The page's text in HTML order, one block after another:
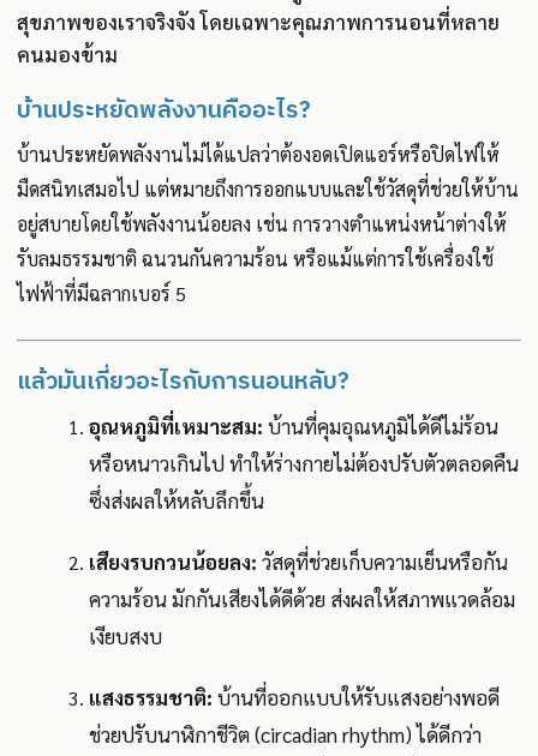
สุขภาพของเราจริงจัง โดยเฉพาะคุณภาพการนอนที่หลาย
คนมองข้าม
บ้านประหยัดพลังงานคืออะไร?
บ้านประหยัดพลังงานไม่ได้แปลว่าต้องอดเปิดแอร์หรือปิดไฟให้
มืดสนิทเสมอไป แต่หมายถึงการออกแบบและใช้วัสดุที่ช่วยให้บ้าน
อยู่สบายโดยใช้พลังงานน้อยลง เช่น การวางตำแหน่งหน้าต่างให้
รับลมธรรมชาติ ฉนวนกันความร้อน หรือแม้แต่การใช้เครื่องใช้
ไฟฟ้าที่มีฉลากเบอร์ 5
แล้วมันเกี่ยวอะไรกับการนอนหลับ?
อุณหภูมิที่เหมาะสม: บ้านที่คุมอุณหภูมิได้ดีไม่ร้อน
หรือหนาวเกินไป ทำให้ร่างกายไม่ต้องปรับตัวตลอดคืน
ซึ่งส่งผลให้หลับลึกขึ้น
เสียงรบกวนน้อยลง: วัสดุที่ช่วยเก็บความเย็นหรือกัน
ความร้อน มักกันเสียงได้ดีด้วย ส่งผลให้สภาพแวดล้อม
เงียบสงบ
แสงธรรมชาติ: บ้านที่ออกแบบให้รับแสงอย่างพอดี
ช่วยปรับนาฬิกาชีวิต (circadian rhythm) ได้ดีกว่า